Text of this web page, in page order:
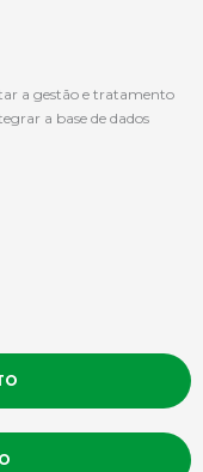
a gestão e tratamento
a base de dados